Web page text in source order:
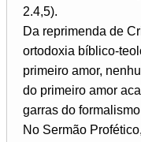
2.4,5).
Da reprimenda de
ortodoxia bíblico-
primeiro amor,
do primeiro amor
garras do
No Sermão